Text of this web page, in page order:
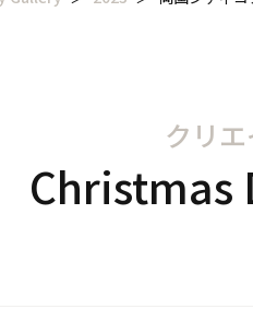
クリ
Christmas